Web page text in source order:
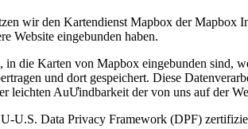
wir den Kartendienst Mapbox der
Website eingebunden haben.
die Karten von Mapbox eingebunden sind,
und dort gespeichert. Diese
leichten AuƯindbarkeit der von uns auf der
U.S. Data Privacy Framework (DPF)